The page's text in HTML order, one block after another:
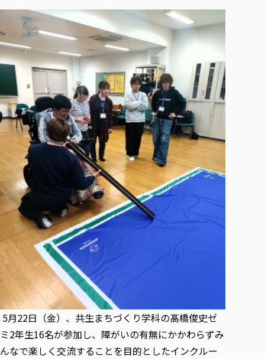
寄附の受け入れ
関連法人
教職員募集
役員・評議員一覧
キャンパス案内
一般事業主行動計画
公的資金等の不正使用の防止に関する基本方針
研究活動における不正行為の防止等に関する対応
大学広報誌「TFU Newsletter 東北福祉大学通信」
初年次教育（リエゾンゼミⅠ）について
リエゾンゼミ・ナビ（テキスト等）
お役立ち情報（リンク集）
放射線モニタリング測定結果（国見キャンパス）
中期事業計画
事業計画／財務・事業報告
大学評価
IR情報
学校教育法施行規則第172条の2に基づく情報公開
教職課程における情報の公表
学部・学科等設置計画履行状況報告書
情報公開規程
保健看護学科
リハビリテーション学科
医療経営管理学科
産業福祉マネジメント学科
情報福祉マネジメント学科
仏教専修科
大学院
大学院
総合福祉学研究科 社会福祉学専攻 修士課程
総合福祉学研究科 社会福祉学専攻 博士課程
総合福祉学研究科 福祉心理学専攻 修士課程
教育学研究科 教育学専攻 修士課程
通信教育部
通信教育部
通信制大学院 総合福祉学研究科 社会福祉学専攻 修士課程
通信制大学院 総合福祉学研究科 福祉心理学専攻 修士課程
カリキュラム（学部・大学院）
その他の就学機会
学びの特徴
学びの特徴
ICT教育
初年次教育（リエゾンゼミⅠ）
実学臨床教育（総合福祉学部のみ履修可能）
教育実践活動（教育学科学生のみ受講可能）
禅のこころ
教員紹介・業績
学びのサポート
学びのサポート
学費（学部学科）
授業料減免・奨学金等
オープンキャンパス
東北福祉大学のキャリアサポート
東北福祉大学のキャリアサポート
進路・就職支援
東北福祉大学のキャリア教育
採用ご担当者様へ
採用ご担当者様へ
センター長の挨拶
求人の受付について
単独学内説明会のご案内
在学生の方
在学生の方
資格取得報奨制度について
東北福祉大学求人・インターンシップ検索サイト（キャリタス
卒業生の方
卒業生の方
卒業後のキャリア支援体制
在学生による訪問、情報提供へのご協力のお願い
卒業生アンケート
よくあるご質問
東北福祉大学のDNA
在学生インタビュー
文化会・文化系サークル紹介
大学指定団体紹介
国際交流TOP
交換留学生 Exchange students
海外留学・研修
外国人在学生
Prospective Students
学生支援センター国際交流の活動
スタッフ紹介
ニュース一覧
社会連携・研究 TOP
東北福祉大学の研究活動
東北福祉大学の研究活動
東北福祉大学の研究紹介
共同研究等をご検討の皆様へ
東北福祉大学の紀要・リポジトリ
東北福祉大学の紀要・リポジトリ
研究紀要
教職研究
東北福祉大学教育・教職センター特別支援教育研究年報一覧
芹沢銈介美術工芸館年報
東北福祉大学機関リポジトリ
東北福祉大学オープンアクセス方針
産学・産学官連携
産学・産学官連携
「高齢者のフレイル予防及びデジタルデバイド解消に向けた産
高齢者施設特化型モジュラー車いす開発
学生参加 × 産学官連携 ～ 「行学一如」の実践
社会貢献・地域連携活動
社会貢献・地域連携活動
社会貢献への取り組み
社会貢献・地域連携活動報告書
各種社会貢献活動の窓口
伝承講座「311『伝える／備える』次世代塾」
JICA草の根技術協力事業
被災地の子ども支援活動
生涯学習・社会人講座
自治体・団体等との主な協定
自治体・団体等との主な協定
研究所について
研究者のご紹介
生涯教育・キャリア教育
生涯教育・キャリア教育TOP
生涯学習・社会人講座
月例TFU実学臨床研究セミナー
特別支援教育研究室
TFU教育フォーラム
関連法人
取材について
施設利用
同窓会
学内ポータルシステム
Universal Passport
5月22日（金）、共生まちづくり学科の髙橋俊史ゼ
ミ2年生16名が参加し、障がいの有無にかかわらずみ
んなで楽しく交流することを目的としたインクルー